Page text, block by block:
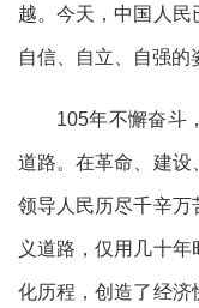
越。今天，中国人民
自信、自立、自强的
105年不懈奋斗，
道路。在革命、建设
领导人民历尽千辛万
义道路，仅用几十
化历程，创造了经济